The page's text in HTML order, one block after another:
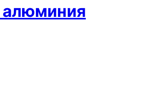
алюминия